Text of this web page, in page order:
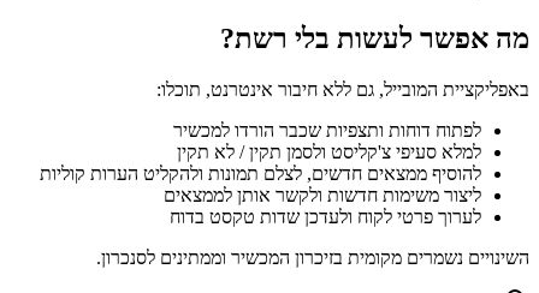
מה אפשר לעשות בלי רשת?
באפליקציית המובייל, גם ללא חיבור אינטרנט, תוכלו:
לפתוח דוחות ותצפיות שכבר הורדו למכשיר
למלא סעיפי צ'קליסט ולסמן תקין / לא תקין
להוסיף ממצאים חדשים, לצלם תמונות ולהקליט הערות קוליות
ליצור משימות חדשות ולקשר אותן לממצאים
לערוך פרטי לקוח ולעדכן שדות טקסט בדוח
השינויים נשמרים מקומית בזיכרון המכשיר וממתינים לסנכרון.